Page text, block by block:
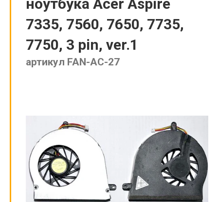
ноутбука Acer Aspire
7335, 7560, 7650, 7735,
7750, 3 pin, ver.1
артикул FAN-AC-27